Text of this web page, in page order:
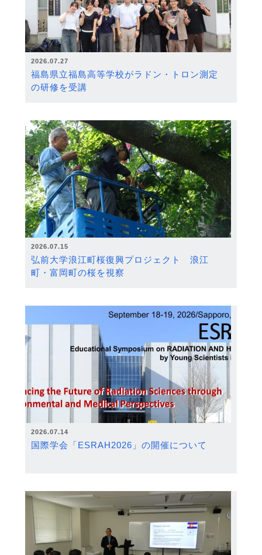
2026.07.27
福島県立福島高等学校がラドン・トロン測定
の研修を受講
2026.07.15
弘前大学浪江町桜復興プロジェクト 浪江
町・富岡町の桜を視察
2026.07.14
国際学会「ESRAH2026」の開催について